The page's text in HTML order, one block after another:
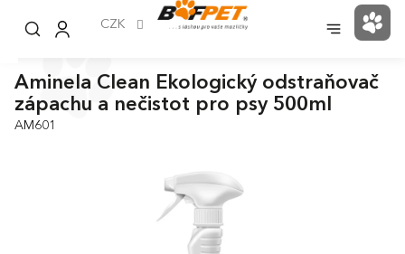
CZK
Aminela Clean Ekologický odstraňovač
zápachu a nečistot pro psy 500ml
AM601